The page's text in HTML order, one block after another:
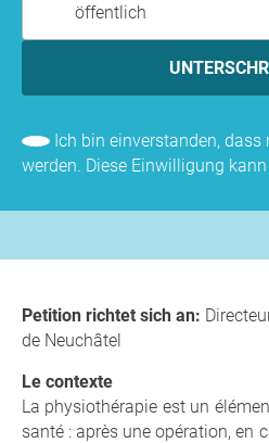
öffentlich
Ich bin einverstanden, dass
werden. Diese Einwilligung
Petition richtet sich an:
de Neuchâtel
Le contexte
La physiothérapie est un
santé : après une opération, en